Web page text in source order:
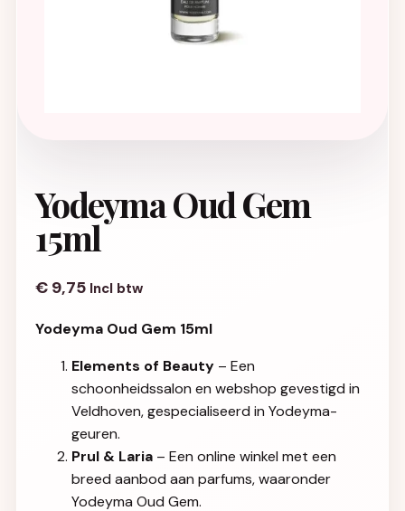
Yodeyma Oud Gem
15ml
€ 9,75 Incl btw
Yodeyma Oud Gem 15ml
Elements of Beauty – Een
schoonheidssalon en webshop gevestigd in
Veldhoven, gespecialiseerd in Yodeyma-
geuren.
Prul & Laria – Een online winkel met een
breed aanbod aan parfums, waaronder
Yodeyma Oud Gem.